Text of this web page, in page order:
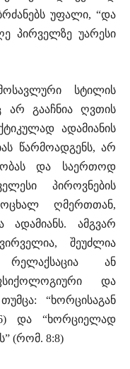
უფალი, “და
პირველზე უარესი
სტილის
არ გააჩნია ღვთის
ადამიანის
წარმოადგენს, არ
და საერთოდ
პიროვნების
ღმერთთან,
ამგვარ
შეუძლია
რელაქსაცია ან
და
“ხორცისაგან
და “ხორციელად
(რომ. 8:8)